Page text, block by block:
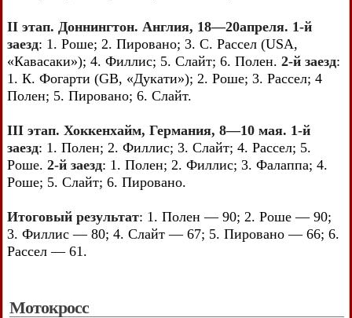
II этап. Доннингтон. Англия, 18—20апреля. 1-й
заезд: 1. Роше; 2. Пировано; 3. С. Рассел (USA,
«Кавасаки»); 4. Филлис; 5. Слайт; 6. Полен. 2-й заезд:
1. К. Фогарти (GB, «Дукати»); 2. Роше; 3. Рассел; 4
Полен; 5. Пировано; 6. Слайт.
III этап. Хоккенхайм, Германия, 8—10 мая. 1-й
заезд: 1. Полен; 2. Филлис; 3. Слайт; 4. Рассел; 5.
Роше. 2-й заезд: 1. Полен; 2. Филлис; 3. Фалаппа; 4.
Роше; 5. Слайт; 6. Пировано.
Итоговый результат: 1. Полен — 90; 2. Роше — 90;
3. Филлис — 80; 4. Слайт — 67; 5. Пировано — 66; 6.
Рассел — 61.
Мотокросс